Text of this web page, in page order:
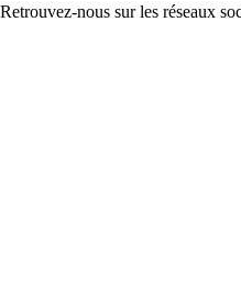
Retrouvez-nous sur les réseaux